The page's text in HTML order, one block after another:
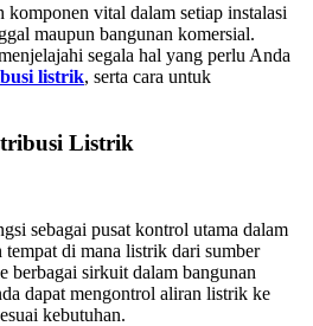
vital dalam setiap instalasi
maupun bangunan komersial.
segala hal yang perlu Anda
listrik, serta cara untuk
Listrik
sebagai pusat kontrol utama dalam
di mana listrik dari sumber
berbagai sirkuit dalam bangunan
dapat mengontrol aliran listrik ke
kebutuhan.